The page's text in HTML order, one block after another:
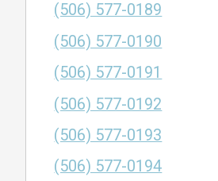
(506) 577-0189
(506) 577-0190
(506) 577-0191
(506) 577-0192
(506) 577-0193
(506) 577-0194